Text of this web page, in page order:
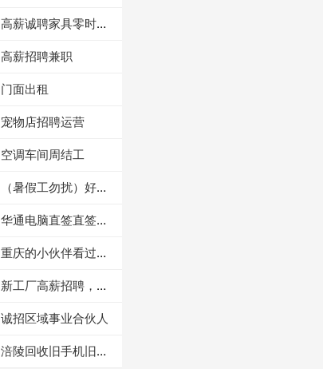
高薪诚聘家具零时促
高薪招聘兼职
门面出租
宠物店招聘运营
空调车间周结工
（暑假工勿扰）好想
华通电脑直签直签直
重庆的小伙伴看过
本
新工厂高薪招聘，普
诚招区域事业合伙人
涪陵回收旧手机旧电